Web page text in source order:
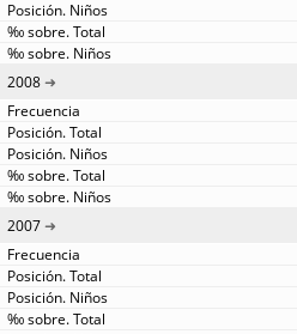
2008
2007